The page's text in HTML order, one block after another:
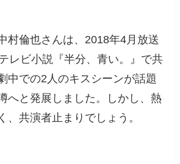
村倫也さんは、2018年4月放送
レビ小説『半分、青い。』で共
中での2人のキスシーンが話題
へと発展しました。しかし、熱
、共演者止まりでしょう。